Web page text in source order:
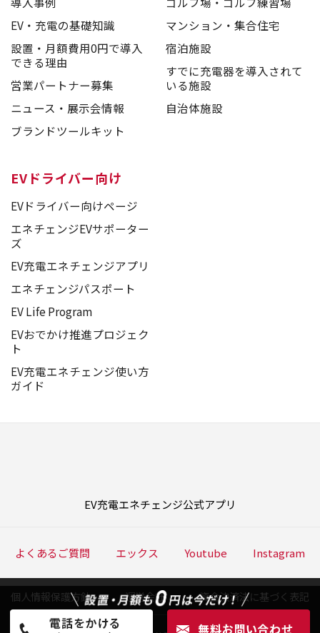
EV・充電の基礎知識
設置・月額費用0円で導入
できる理由
営業パートナー募集
ニュース・展示会情報
ブランドツールキット
マンション・集合住宅
宿泊施設
すでに充電器を導入されて
いる施設
自治体施設
EVドライバー向け
EVドライバー向けページ
エネチェンジEVサポーター
ズ
EV充電エネチェンジアプリ
エネチェンジパスポート
EV Life Program
EVおでかけ推進プロジェク
ト
EV充電エネチェンジ使い方
ガイド
EV充電エネチェンジ公式アプリ
よくあるご質問 エックス Youtube Instagram
個人情報保護方針 運営会社 資金決済法に基づく表記